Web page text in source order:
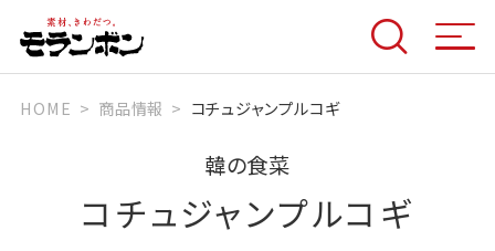
HOME 商品情報 コチュジャンプルコギ
韓の食菜
コチュジャンプルコギ